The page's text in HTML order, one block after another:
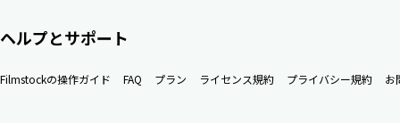
ヘルプとサポート
Filmstockの操作ガイド FAQ プラン ライセンス規約 プライバシー規約 お